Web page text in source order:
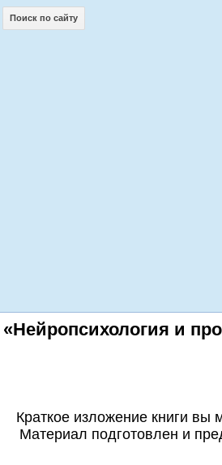
Поиск по сайту
«Нейропсихология и
Краткое изложение книги вы
Материал подготовлен и